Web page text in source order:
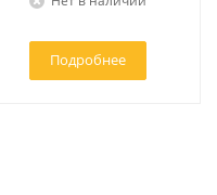
Подробнее